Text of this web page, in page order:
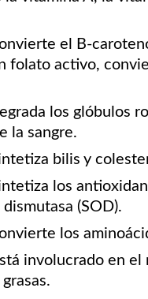
el B-
folato activo,
los glóbulos
la sangre.
bilis y
los
(SOD).
los
involucrado en